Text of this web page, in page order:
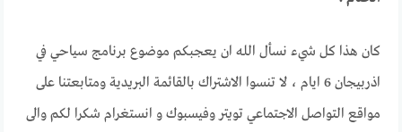
كان هذا كل شيء نسأل الله ان يعجبكم موضوع برنامج سياحي في
اذربيجان 6 ايام ، لا تنسوا الاشتراك بالقائمة البريدية ومتابعتنا على
مواقع التواصل الاجتماعي تويتر وفيسبوك و انستغرام شكرا لكم والى